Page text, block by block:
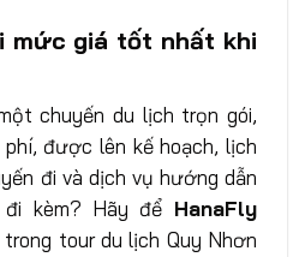
mức giá tốt nhất khi
chuyến du lịch trọn gói,
được lên kế hoạch, lịch
đi và dịch vụ hướng dẫn
đi kèm? Hãy để HanaFly
tour du lịch Quy Nhơn